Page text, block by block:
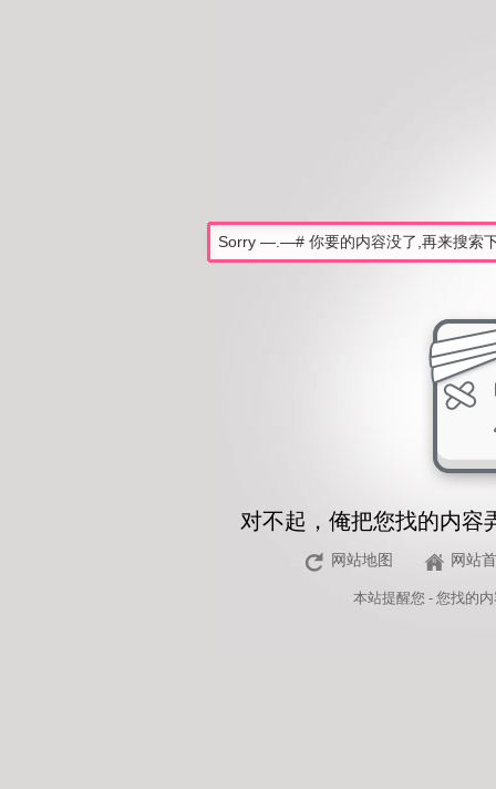
对不起，俺把您找的内容
网站地图 网站
本站提醒您 - 您找的